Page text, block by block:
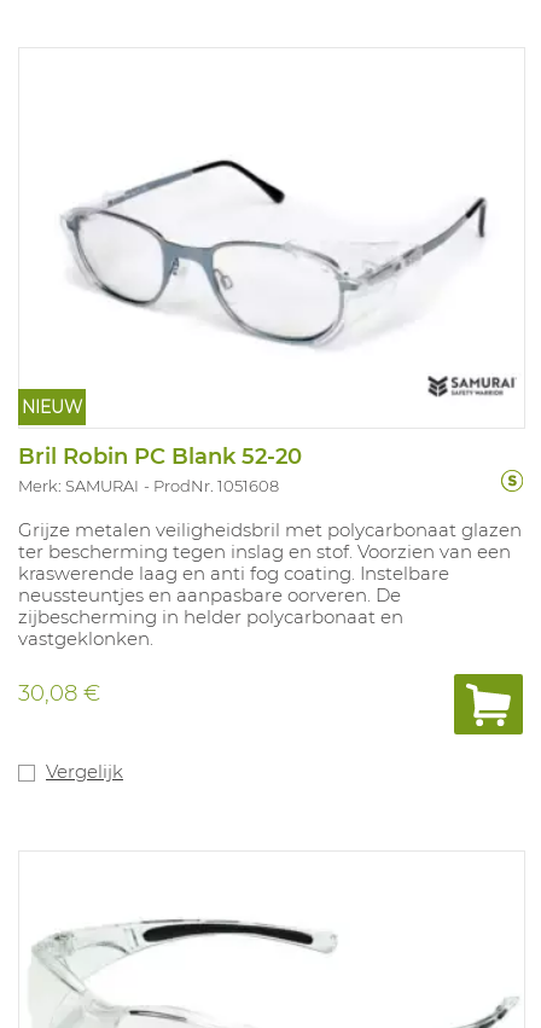
NIEUW
Bril Robin PC Blank 52-20
Merk: SAMURAI ProdNr. 1051608
Grijze metalen veiligheidsbril met polycarbonaat glazen
ter bescherming tegen inslag en stof. Voorzien van een
kraswerende laag en anti fog coating. Instelbare
neussteuntjes en aanpasbare oorveren. De
zijbescherming in helder polycarbonaat en
vastgeklonken.
30,08 €
Vergelijk